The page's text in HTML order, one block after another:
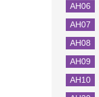
AH06
AH07
AH08
AH09
AH10